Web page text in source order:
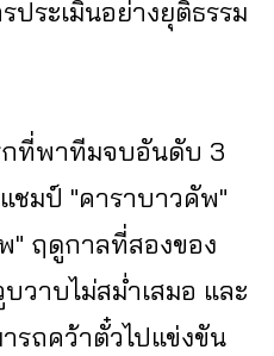
ประเมินอย่างยุติธรรม
ที่พาทีมจบอันดับ 3
ชมป์ "คาราบาวคัพ"
" ฤดูกาลที่สองของ
วาบไม่สม่ำเสมอ และ
รถคว้าตั๋วไปแข่งขัน